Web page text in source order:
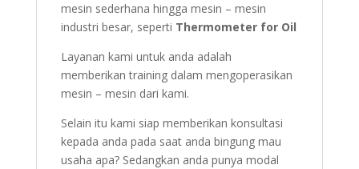
mesin sederhana hingga mesin – mesin
industri besar, seperti Thermometer for Oil
Layanan kami untuk anda adalah
memberikan training dalam mengoperasikan
mesin – mesin dari kami.
Selain itu kami siap memberikan konsultasi
kepada anda pada saat anda bingung mau
usaha apa? Sedangkan anda punya modal